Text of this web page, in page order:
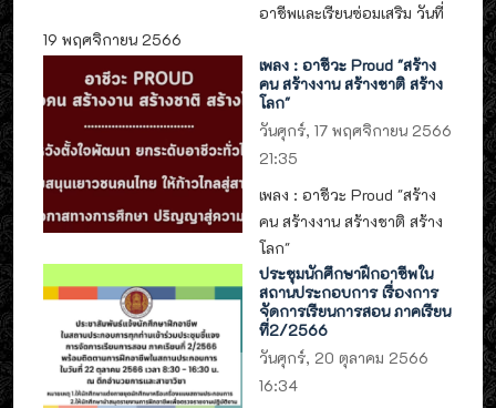
อาชีพและเรียนซ่อมเสริม วันที่
19 พฤศจิกายน 2566
เพลง : อาชีวะ Proud "สร้าง
คน สร้างงาน สร้างชาติ สร้าง
โลก"
วันศุกร์, 17 พฤศจิกายน 2566
21:35
เพลง : อาชีวะ Proud "สร้าง
คน สร้างงาน สร้างชาติ สร้าง
โลก"
ประชุมนักศึกษาฝึกอาชีพใน
สถานประกอบการ เรื่องการ
จัดการเรียนการสอน ภาคเรียน
ที่2/2566
วันศุกร์, 20 ตุลาคม 2566
16:34